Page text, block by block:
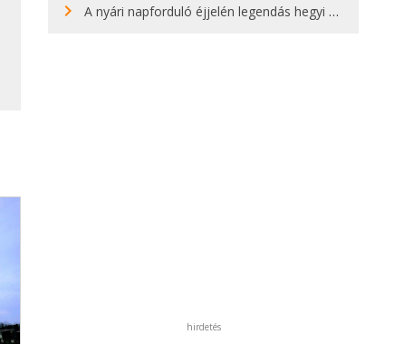
A nyári napforduló éjjelén legendás hegyi tüzek világítják meg Zugspitzét
hirdetés